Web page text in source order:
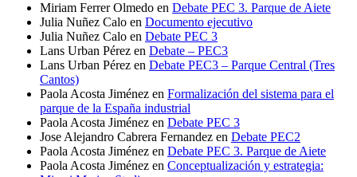
Miriam Ferrer Olmedo en Debate PEC 3. Parque de Aiete
Julia Nuñez Calo en Documento ejecutivo
Julia Nuñez Calo en Debate PEC 3
Lans Urban Pérez en Debate – PEC3
Lans Urban Pérez en Debate PEC3 – Parque Central (Tres
Cantos)
Paola Acosta Jiménez en Formalización del sistema para el
parque de la España industrial
Paola Acosta Jiménez en Debate PEC 3
Jose Alejandro Cabrera Fernandez en Debate PEC2
Paola Acosta Jiménez en Debate PEC 3. Parque de Aiete
Paola Acosta Jiménez en Conceptualización y estrategia: